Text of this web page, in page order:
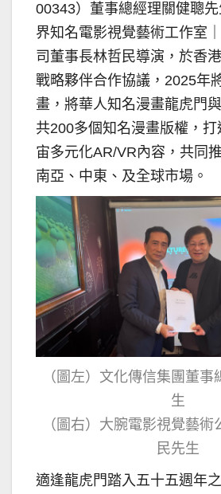
00343）董事總經理關健聰
界知名電影視覺藝術工作室
司董事長林哲民導演，於香
戰略夥伴合作協議，2025年
畫，將華人知名漫畫龍虎門
共200多個知名漫畫版權，
宙多元化AR/VR內容，共同
南亞、中東、及全球市場。
（圖左）文化傳信集團董
生
（圖右）大腕電影視覺藝
民先生
適逢龍虎門踏入五十五週年